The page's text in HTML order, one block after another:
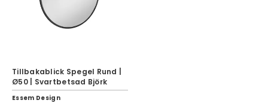
Tillbakablick Spegel Rund |
Ø50 | Svartbetsad Björk
Essem Design